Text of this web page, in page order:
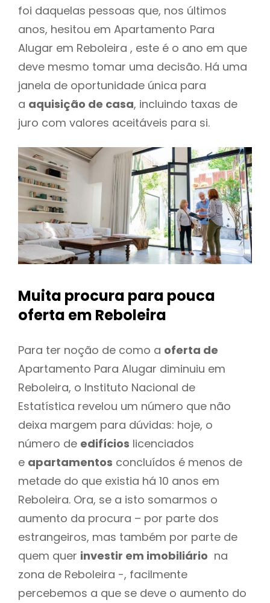
foi daquelas pessoas que, nos últimos
anos, hesitou em Apartamento Para
Alugar em Reboleira , este é o ano em que
deve mesmo tomar uma decisão. Há uma
janela de oportunidade única para
a aquisição de casa, incluindo taxas de
juro com valores aceitáveis para si.
Muita procura para pouca
oferta em Reboleira
Para ter noção de como a oferta de
Apartamento Para Alugar diminuiu em
Reboleira, o Instituto Nacional de
Estatística revelou um número que não
deixa margem para dúvidas: hoje, o
número de edifícios licenciados
e apartamentos concluídos é menos de
metade do que existia há 10 anos em
Reboleira. Ora, se a isto somarmos o
aumento da procura – por parte dos
estrangeiros, mas também por parte de
quem quer investir em imobiliário na
zona de Reboleira -, facilmente
percebemos a que se deve o aumento do